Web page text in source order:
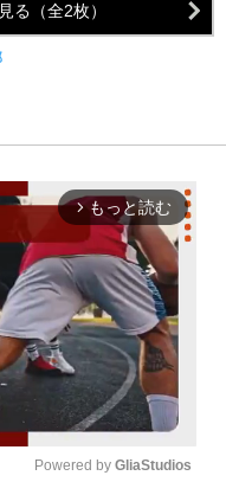
る（全2枚）
arrow_forward_ios もっと読む
Powered by GliaStudios